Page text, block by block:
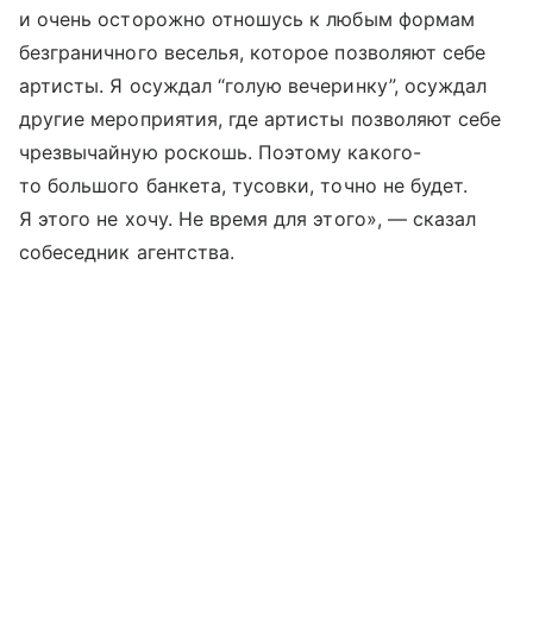
и очень осторожно отношусь к любым формам
безграничного веселья, которое позволяют себе
артисты. Я осуждал “голую вечеринку”, осуждал
другие мероприятия, где артисты позволяют себе
чрезвычайную роскошь. Поэтому какого-
то большого банкета, тусовки, точно не будет.
Я этого не хочу. Не время для этого», — сказал
собеседник агентства.